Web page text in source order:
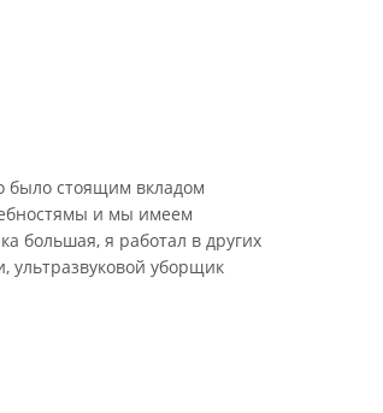
стоящим вкладом
и мы имеем
большая, я работал в других
уборщик